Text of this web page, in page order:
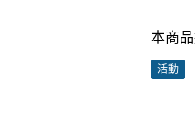
本商
活動